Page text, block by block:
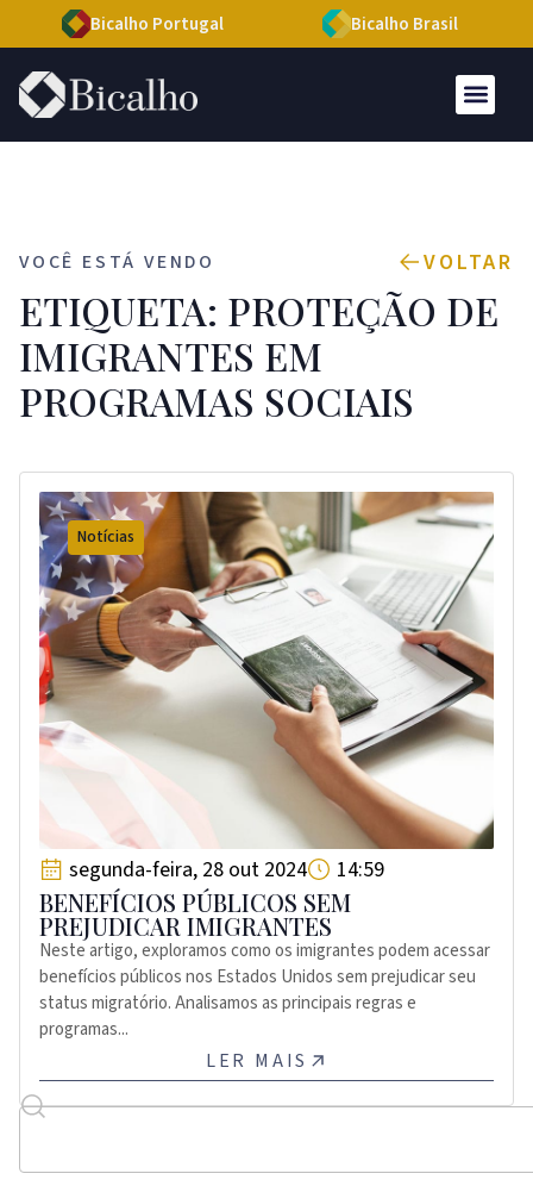
Bicalho Portugal Bicalho Brasil
VOCÊ ESTÁ VENDO VOLTAR
ETIQUETA: PROTEÇÃO DE
IMIGRANTES EM
PROGRAMAS SOCIAIS
Notícias
segunda-feira, 28 out 2024 14:59
BENEFÍCIOS PÚBLICOS SEM
PREJUDICAR IMIGRANTES
Neste artigo, exploramos como os imigrantes podem acessar
benefícios públicos nos Estados Unidos sem prejudicar seu
status migratório. Analisamos as principais regras e
programas...
LER MAIS